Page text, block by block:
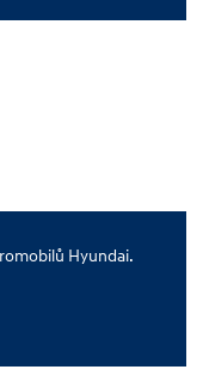
Hyundai.